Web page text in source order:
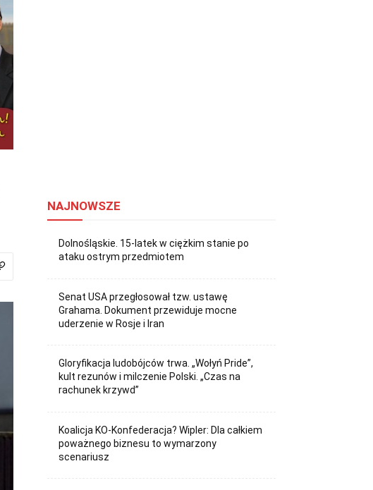
NAJNOWSZE
Dolnośląskie. 15-latek w ciężkim stanie po
ataku ostrym przedmiotem
Senat USA przegłosował tzw. ustawę
Grahama. Dokument przewiduje mocne
uderzenie w Rosje i Iran
Gloryfikacja ludobójców trwa. „Wołyń Pride”,
kult rezunów i milczenie Polski. „Czas na
rachunek krzywd”
Koalicja KO-Konfederacja? Wipler: Dla całkiem
poważnego biznesu to wymarzony
scenariusz